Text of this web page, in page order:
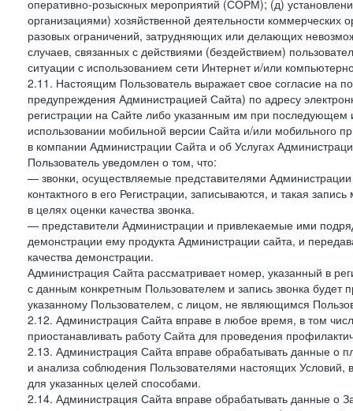
оперативно-розыскных мероприятий (СОРМ); (д)
организациями) хозяйственной деятельности коммерческих
разовых ограничений, затрудняющих или делающих
случаев, связанных с действиями (бездействием)
ситуации с использованием сети Интернет и/или
2.11. Настоящим Пользователь выражает свое согласие на
предупреждения Администрацией Сайта) по адресу
регистрации на Сайте либо указанным им при
использовании мобильной версии Сайта и/или мобильного
в компании Администрации Сайта и об Услугах
Пользователь уведомлен о том, что:
— звонки, осуществляемые представителями
контактного в его Регистрации, записываются, и такая
в целях оценки качества звонка.
— представители Администрации и привлекаемые ими
демонстрации ему продукта Администрации сайта, и
качества демонстрации.
Администрация Сайта рассматривает номер, указанный в
с данным конкретным Пользователем и запись звонка будет
указанному Пользователем, с лицом, не являющимся
2.12. Администрация Сайта вправе в любое время, в том
приостанавливать работу Сайта для проведения
2.13. Администрация Сайта вправе обрабатывать данные о
и анализа соблюдения Пользователями настоящих
для указанных целей способами.
2.14. Администрация Сайта вправе обрабатывать данные о